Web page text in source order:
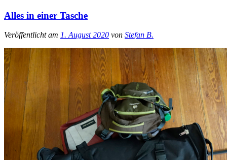
Alles in einer Tasche
Veröffentlicht am 1. August 2020 von Stefan B.